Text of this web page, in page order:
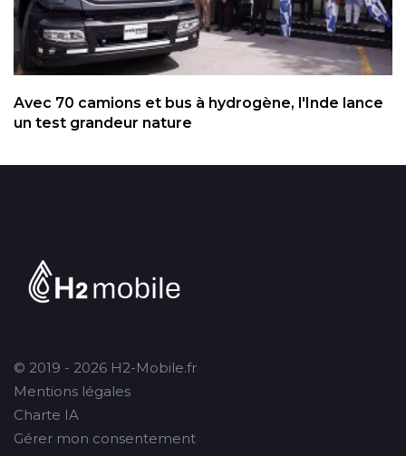
Avec 70 camions et bus à hydrogène, l'Inde lance
un test grandeur nature
© 2019 - 2026 H2-Mobile.fr
Mentions légales
Charte IA
Gérer mon consentement